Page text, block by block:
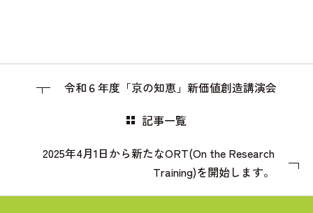
令和６年度「京の知恵」新価値創造講演会
記事一覧
2025年4月1日から新たなORT(On the Research
Training)を開始します。